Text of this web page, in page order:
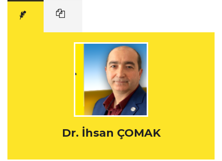
Dr. İhsan ÇOMAK